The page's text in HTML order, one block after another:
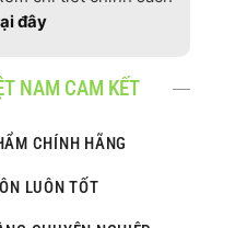
đây
NAM CAM KẾT
CHÍNH HÃNG
LUÔN TỐT